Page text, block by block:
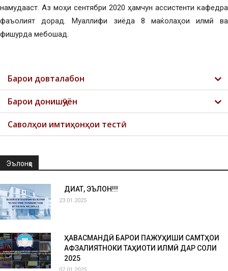
намудааст. Аз моҳи сентябри 2020 ҳамчун ассистенти кафедра
фаъолият дорад. Муаллифи зиёда 8 маќолаҳои илмӣ ва
фишурда мебошад.
Барои довталабон
Барои донишҷӯён
Саволҳои имтиҳонҳои тестӣ
Эълонҳо
ДИҚҚАТ, ЭЪЛОН!!!
23.01.2025
ҲАВАСМАНДӢ БАРОИ ПАЖУҲИШИ САМТҲОИ
АФЗАЛИЯТНОКИ ТАҲҚИҚОТИ ИЛМӢ ДАР СОЛИ
2025